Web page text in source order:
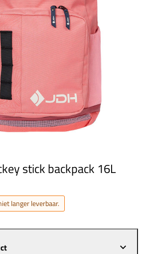
stick backpack 16L
langer leverbaar.